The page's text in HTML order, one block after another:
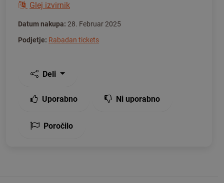
Glej izvirnik
Datum nakupa: 28. Februar 2025
Podjetje: Rabadan tickets
Deli
Uporabno Ni uporabno
Poročilo